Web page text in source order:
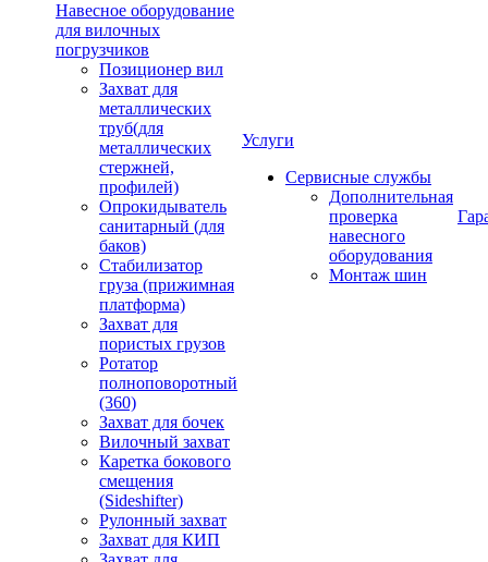
Навесное оборудование
для вилочных
погрузчиков
Позиционер вил
Захват для
металлических
труб(для
металлических
стержней,
профилей)
Опрокидыватель
санитарный (для
баков)
Стабилизатор
груза (прижимная
платформа)
Захват для
пористых грузов
Ротатор
полноповоротный
(360)
Захват для бочек
Вилочный захват
Каретка бокового
смещения
(Sideshifter)
Рулонный захват
Захват для КИП
Услуги
Сервисные службы
Дополнительная
проверка
навесного
оборудования
Монтаж шин